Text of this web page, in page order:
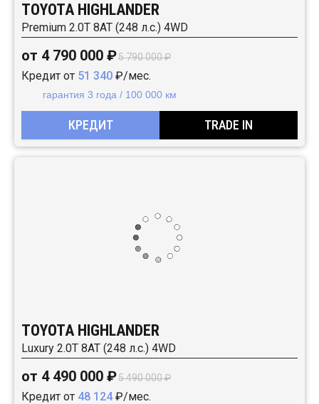
TOYOTA HIGHLANDER
Premium 2.0T 8AT (248 л.с.) 4WD
от 4 790 000 ₽5 790 000 ₽
Кредит от 51 340 ₽/мес.
гарантия 3 года / 100 000 км
КРЕДИТ TRADE IN
TOYOTA HIGHLANDER
Luxury 2.0T 8AT (248 л.с.) 4WD
от 4 490 000 ₽5 490 000 ₽
Кредит от 48 124₽/мес.